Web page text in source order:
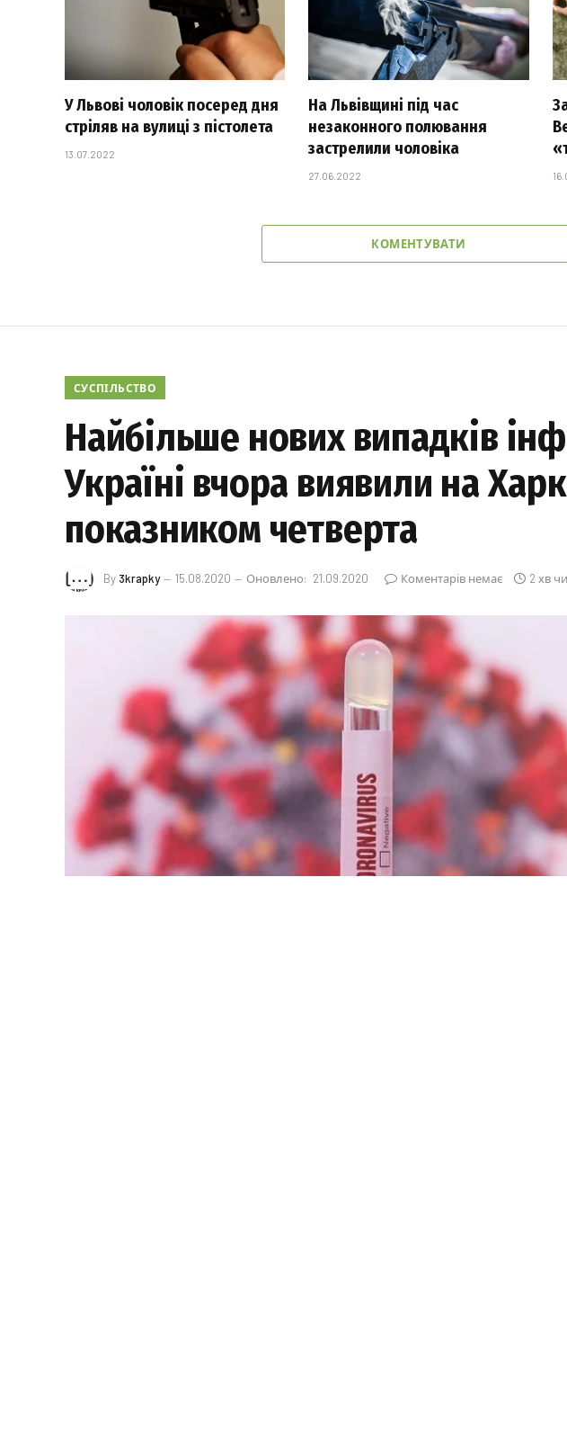
У Львові чоловік посеред дня
стріляв на вулиці з пістолета
13.07.2022
На Львівщині під час
незаконного полювання
застрелили чоловіка
27.06.2022
КОМЕНТУВАТИ
СУСПІЛЬСТВО
Найбільше нових випадків
Україні вчора виявили на
показником четверта
By 3krapky 15.08.2020 Оновлено: 21.09.2020 Коментарів немає 2 хв